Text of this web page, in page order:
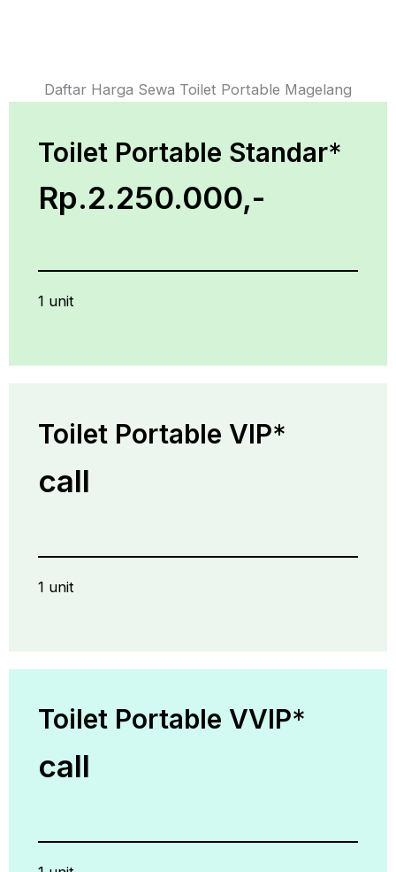
Daftar Harga Sewa Toilet Portable Magelang
Toilet Portable Standar*
Rp.2.250.000,-
1 unit
Toilet Portable VIP*
call
1 unit
Toilet Portable VVIP*
call